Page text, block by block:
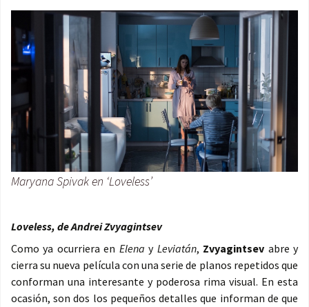
Maryana Spivak en ‘Loveless’
Loveless, de Andrei Zvyagintsev
Como ya ocurriera en Elena y Leviatán, Zvyagintsev abre y
cierra su nueva película con una serie de planos repetidos que
conforman una interesante y poderosa rima visual. En esta
ocasión, son dos los pequeños detalles que informan de que